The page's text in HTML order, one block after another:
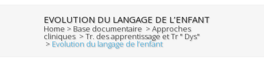
EVOLUTION DU LANGAGE DE L’ENFANT
Home > Base documentaire >Approches
cliniques >Tr. des apprentissage et Tr " Dys"
> Evolution du langage de l’enfant